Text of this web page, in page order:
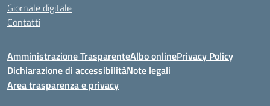
Giornale digitale
Contatti
Amministrazione TrasparenteAlbo onlinePrivacy Policy
Dichiarazione di accessibilitàNote legali
Area trasparenza e privacy